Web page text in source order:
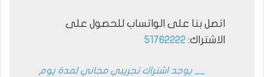
اتصل بنا على الواتساب للحصول على
الاشتراك: 51762222
__ يوجد اشتراك تجريبي مجاني لمدة يوم